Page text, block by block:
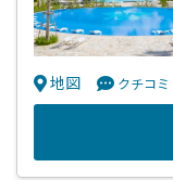
地図 クチコミ